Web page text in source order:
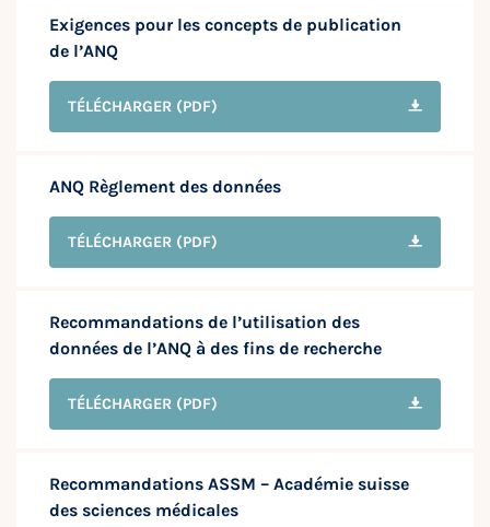
Exigences pour les concepts de publication
de l’ANQ
TÉLÉCHARGER (PDF)
ANQ Règlement des données
TÉLÉCHARGER (PDF)
Recommandations de l’utilisation des
données de l’ANQ à des fins de recherche
TÉLÉCHARGER (PDF)
Recommandations ASSM – Académie suisse
des sciences médicales